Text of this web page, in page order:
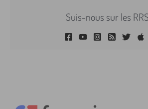
Suis-nous sur les